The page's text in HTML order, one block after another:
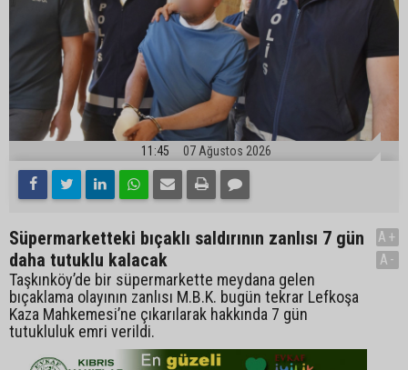
11:45 07 Ağustos 2026
Süpermarketteki bıçaklı saldırının zanlısı 7 gün
daha tutuklu kalacak
Taşkınköy’de bir süpermarkette meydana gelen
bıçaklama olayının zanlısı M.B.K. bugün tekrar Lefkoşa
Kaza Mahkemesi’ne çıkarılarak hakkında 7 gün
tutukluluk emri verildi.
A+
A-